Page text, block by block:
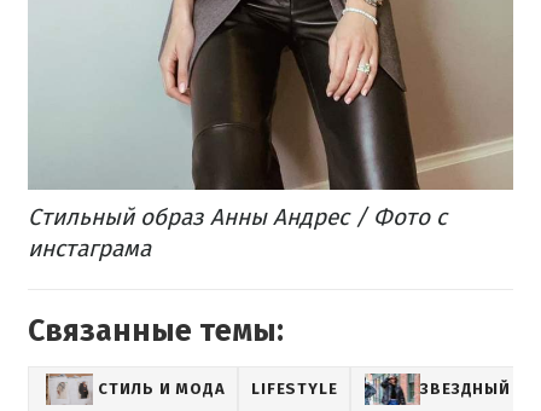
Стильный образ Анны Андрес / Фото с
инстаграма
Связанные темы:
СТИЛЬ И МОДА LIFESTYLE ЗВЕЗДНЫЙ